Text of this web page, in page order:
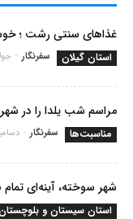
غذاهای سنتی رشت ؛
استان گیلان سفرنگار -
مراسم شب یلدا را در
مناسبت‌ها سفرنگار - دسامبر 19,
شهر سوخته، آینه‌ای تمام
استان سیستان و